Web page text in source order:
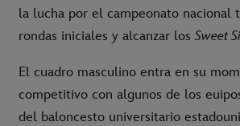
la lucha por el campeonato nacional
rondas iniciales y alcanzar losSweet
El cuadro masculino entra en su
competitivo con algunos de los
del baloncesto universitario